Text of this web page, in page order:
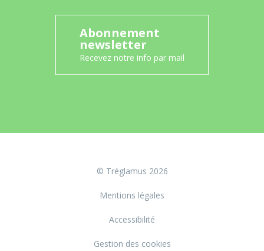
Abonnement
newsletter
Recevez notre info par mail
© Tréglamus 2026
Mentions légales
Accessibilité
Gestion des cookies